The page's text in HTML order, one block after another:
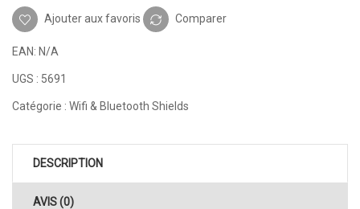
Ajouter aux favoris Comparer
EAN: N/A
UGS : 5691
Catégorie : Wifi & Bluetooth Shields
DESCRIPTION
AVIS (0)